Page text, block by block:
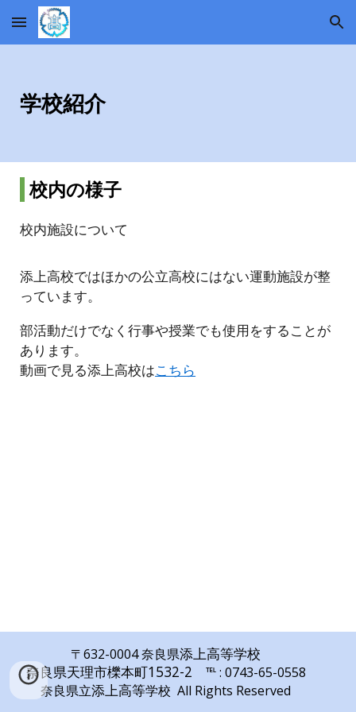
Skip to main content Skip to navigation
学校紹介
校内の様子
校内施設について
添上高校ではほかの公立高校にはない運動施設が整
っています。
部活動だけでなく行事や授業でも使用をすることが
あります。
動画で見る添上高校はこちら
〒632-0004奈良県添上高等学校
奈良県天理市櫟本町1532-2 ℡ : 0743-65-0558
奈良県立添上高等学校 All Rights Reserved